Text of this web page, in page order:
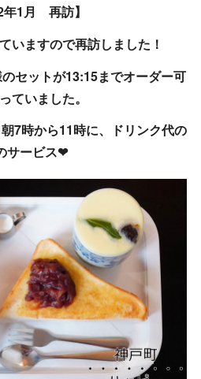
年1月 再訪】
いますので再訪しました！
セットが13:15までオーダー可
ていました。
7時から11時に、ドリンク代の
サービス❤